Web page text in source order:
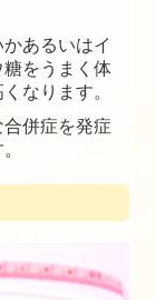
あるいはイ
をうまく体
なります。
併症を発症